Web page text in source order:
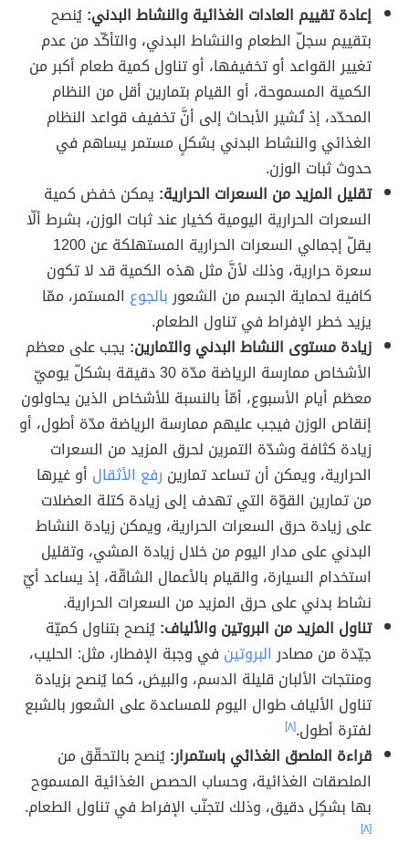
إعادة تقييم العادات الغذائية والنشاط البدني:يُنصح
بتقييم سجلّ الطعام والنشاط البدني، والتأكّد من عدم
تغيير القواعد أو تخفيفها، أو تناول كمية طعام أكبر من
الكمية المسموحة، أو القيام بتمارين أقل من النظام
المحدّد، إذ تُشير الأبحاث إلى أنَّ تخفيف قواعد النظام
الغذائي والنشاط البدني بشكلٍ مستمر يساهم في
حدوث ثبات الوزن.
تقليل المزيد من السعرات الحرارية: يمكن خفض كمية
السعرات الحرارية اليومية كخيار عند ثبات الوزن، بشرط ألّا
يقلّ إجمالي السعرات الحرارية المستهلكة عن 1200
سعرة حرارية، وذلك لأنَّ مثل هذه الكمية قد لا تكون
كافية لحماية الجسم من الشعوربالجوع المستمر، ممّا
يزيد خطر الإفراط في تناول الطعام.
زيادة مستوى النشاط البدني والتمارين: يجب على معظم
الأشخاص ممارسة الرياضة مدّة 30 دقيقة بشكلّ يوميّ
معظم أيام الأسبوع، أمّأ بالنسبة للأشخاص الذين يحاولون
إنقاص الوزن فيجب عليهم ممارسة الرياضة مدّة أطول، أو
زيادة كثافة وشدّة التمرين لحرق المزيد من السعرات
الحرارية، ويمكن أن تساعد تمارين رفع الأثقال أو غيرها
من تمارين القوّة التي تهدف إلى زيادة كتلة العضلات
على زيادة حرق السعرات الحرارية، ويمكن زيادة النشاط
البدني على مدار اليوم من خلال زيادة المشي، وتقليل
استخدام السيارة، والقيام بالأعمال الشاقّة، إذ يساعد أيّ
نشاط بدني على حرق المزيد من السعرات الحرارية.
تناول المزيد من البروتين والألياف:يُنصح بتناول كميّة
جيّدة من مصادرالبروتين في وجبة الإفطار، مثل: الحليب،
ومنتجات الألبان قليلة الدسم، والبيض، كما يُنصح بزيادة
تناول الألياف طوال اليوم للمساعدة على الشعور بالشبع
لفترة أطول.[٨]
قراءة الملصق الغذائي باستمرار:يُنصح بالتحقّق من
الملصقات الغذائية، وحساب الحصص الغذائية المسموح
بها بشكٍل دقيق، وذلك لتجنّب الإفراط في تناول الطعام.
[٨]